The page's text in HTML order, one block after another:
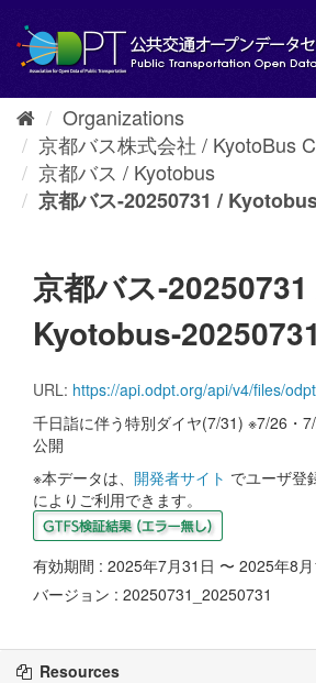
content
Organizations
京都バス株式会社 / KyotoBus
京都バス / Kyotobus
京都バス-20250731 /
京都バス-
Kyotobus-20250731
URL: https://api.odpt.org/api/v4/files/odpt/KyotoBus/
千日詣に伴う特別ダイヤ(7/31) ※7/26・
公開
※本データは、 開発者サイト でユーザ登
によりご利用できます。
有効期間 : 2025年7月31日 〜 2025年8月
バージョン : 20250731_20250731
Resources